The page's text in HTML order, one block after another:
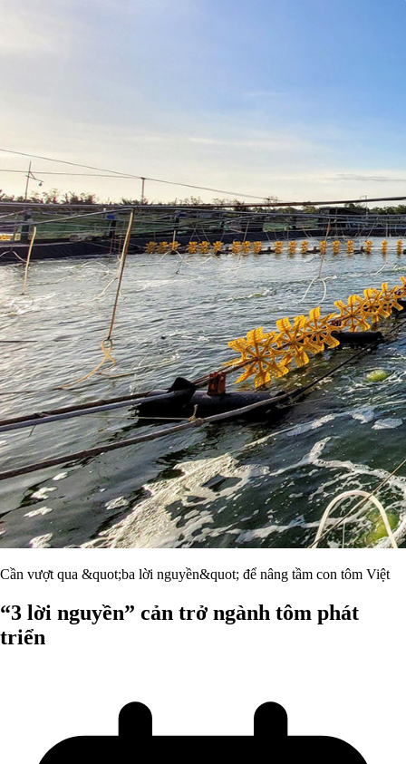
Cần vượt qua &quot;ba lời nguyền&quot; để nâng tầm con tôm Việt
“3 lời nguyền” cản trở ngành tôm phát
triển